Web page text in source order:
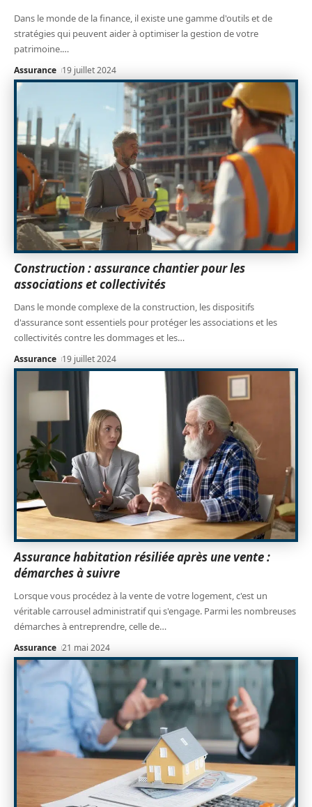
Dans le monde de la finance, il existe une gamme d'outils et de
stratégies qui peuvent aider à optimiser la gestion de votre
patrimoine.…
Assurance 19 juillet 2024
Construction : assurance chantier pour les
associations et collectivités
Dans le monde complexe de la construction, les dispositifs
d'assurance sont essentiels pour protéger les associations et les
collectivités contre les dommages et les…
Assurance 19 juillet 2024
Assurance habitation résiliée après une vente :
démarches à suivre
Lorsque vous procédez à la vente de votre logement, c'est un
véritable carrousel administratif qui s'engage. Parmi les nombreuses
démarches à entreprendre, celle de…
Assurance 21 mai 2024